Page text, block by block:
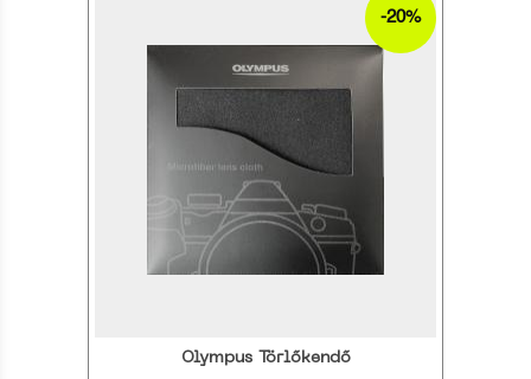
-20%
Olympus Törlőkendő